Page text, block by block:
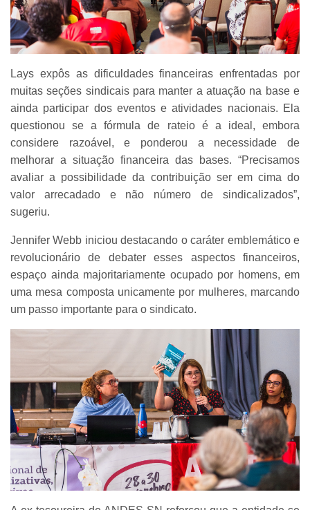
Lays expôs as dificuldades financeiras enfrentadas por
muitas seções sindicais para manter a atuação na base e
ainda participar dos eventos e atividades nacionais. Ela
questionou se a fórmula de rateio é a ideal, embora
considere razoável, e ponderou a necessidade de
melhorar a situação financeira das bases. “Precisamos
avaliar a possibilidade da contribuição ser em cima do
valor arrecadado e não número de sindicalizados”,
sugeriu.
Jennifer Webb iniciou destacando o caráter emblemático e
revolucionário de debater esses aspectos financeiros,
espaço ainda majoritariamente ocupado por homens, em
uma mesa composta unicamente por mulheres, marcando
um passo importante para o sindicato.